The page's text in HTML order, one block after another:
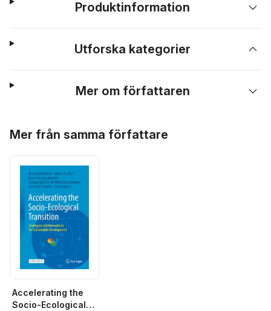
Produktinformation
Utforska kategorier
Mer om författaren
Mer från samma författare
Accelerating the
Socio-Ecological